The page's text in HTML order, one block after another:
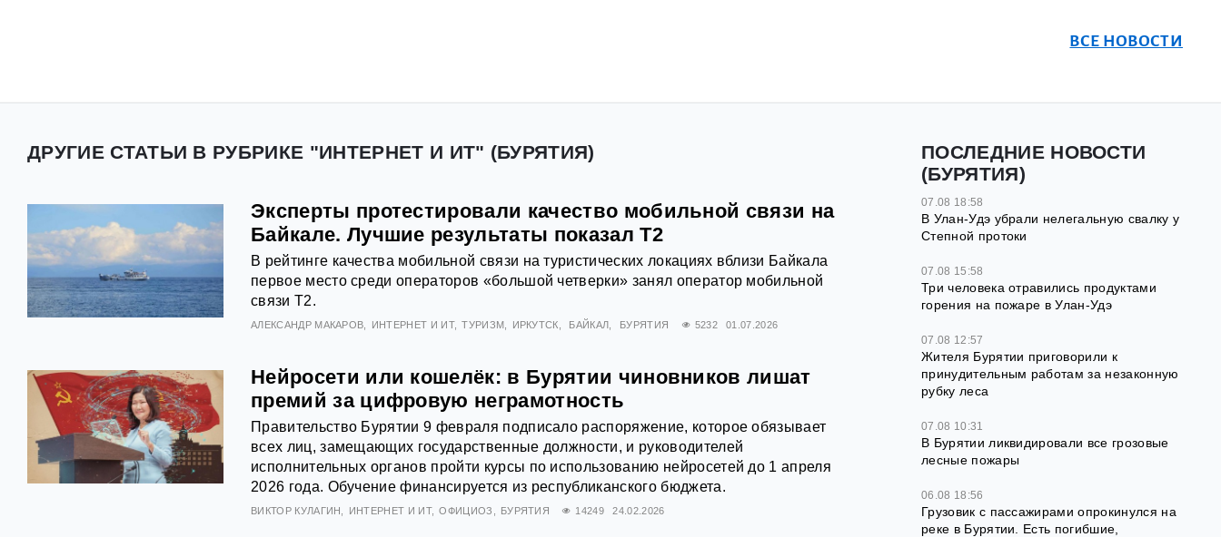
ВСЕ НОВОСТИ
ДРУГИЕ СТАТЬИ В РУБРИКЕ "ИНТЕРНЕТ И ИТ" (БУРЯТИЯ)
Эксперты протестировали качество мобильной связи на
Байкале. Лучшие результаты показал Т2
В рейтинге качества мобильной связи на туристических локациях вблизи Байкала
первое место среди операторов «большой четверки» занял оператор мобильной
связи Т2.
АЛЕКСАНДР МАКАРОВ ИНТЕРНЕТ И ИТ ТУРИЗМ ИРКУТСК БАЙКАЛ БУРЯТИЯ 5232 01.07.2026
Нейросети или кошелёк: в Бурятии чиновников лишат
премий за цифровую неграмотность
Правительство Бурятии 9 февраля подписало распоряжение, которое обязывает
всех лиц, замещающих государственные должности, и руководителей
исполнительных органов пройти курсы по использованию нейросетей до 1 апреля
2026 года. Обучение финансируется из республиканского бюджета.
ВИКТОР КУЛАГИН ИНТЕРНЕТ И ИТ ОФИЦИОЗ БУРЯТИЯ 14249 24.02.2026
ПОСЛЕДНИЕ НОВОСТИ
(БУРЯТИЯ)
07.08 18:58
В Улан-Удэ убрали нелегальную свалку у
Степной протоки
07.08 15:58
Три человека отравились продуктами
горения на пожаре в Улан-Удэ
07.08 12:57
Жителя Бурятии приговорили к
принудительным работам за незаконную
рубку леса
07.08 10:31
В Бурятии ликвидировали все грозовые
лесные пожары
06.08 18:56
Грузовик с пассажирами опрокинулся на
реке в Бурятии. Есть погибшие,